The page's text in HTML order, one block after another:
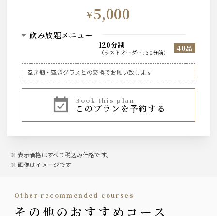
¥5,000
飲み放題メニュー
120分制
（ ラストオーダー:30分前） 40品
ビール
ハイボール、焼酎芋・麦、レモンサワー、ワイン赤・白、
空き瓶・空きグラスとの交換でお願い致します
book this plan
このプランを予約する
表示価格はすべて税込み価格です。
画像はイメージです
other recommended courses
その他のおすすめコース